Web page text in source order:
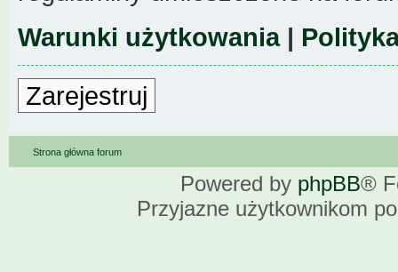
Warunki użytkowania|
Zarejestruj
Strona główna forum
Powered by phpBB®
Przyjazne użytkownikom